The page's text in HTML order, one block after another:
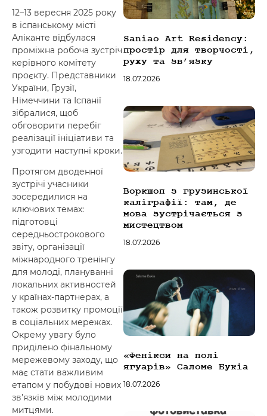
font_download Mark links
cached
12–13 вересня 2025 року
в іспанському місті
Аліканте відбулася
проміжна робоча зустріч
керівного комітету
проєкту. Представники
України, Грузії,
Німеччини та Іспанії
зібралися, щоб
обговорити перебіг
реалізації ініціативи та
узгодити наступні кроки.
Протягом дводенної
зустрічі учасники
зосередилися на
ключових темах:
підготовці
середньострокового
звіту, організації
міжнародного тренінгу
для молоді, плануванні
локальних активностей
у країнах-партнерах, а
також розвитку промоції
в соціальних мережах.
Окрему увагу було
приділено фінальному
мережевому заходу, що
має стати важливим
етапом у побудові нових
зв’язків між молодими
митцями.
Saniao Art Residency:
простір для творчості,
руху та зв’язку
18.07.2026
Воркшоп з грузинської
каліграфії: там, де
мова зустрічається з
мистецтвом
18.07.2026
«Фенікси на полі
ягуарів» Саломе Букіа
18.07.2026